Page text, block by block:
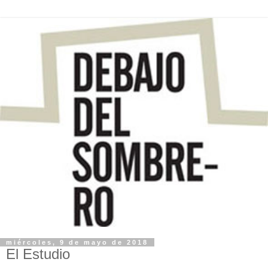
miércoles, 9 de mayo de 2018
El Estudio